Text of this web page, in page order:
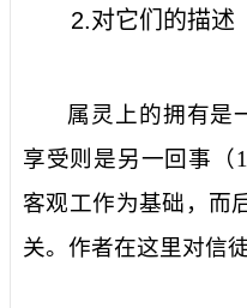
2.对它们的描述
属灵上的拥有是
享受则是另一回事（
客观工作为基础，而
关。作者在这里对信